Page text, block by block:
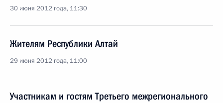
30 июня 2012 года, 11:30
Жителям Республики Алтай
29 июня 2012 года, 11:00
Участникам и гостям Третьего межрегионального